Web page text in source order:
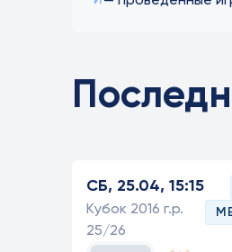
СБ, 25.04, 15:15
Кубок 2016 г.р.
25/26